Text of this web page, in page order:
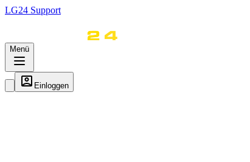
LG24 Support
Menü
Einloggen